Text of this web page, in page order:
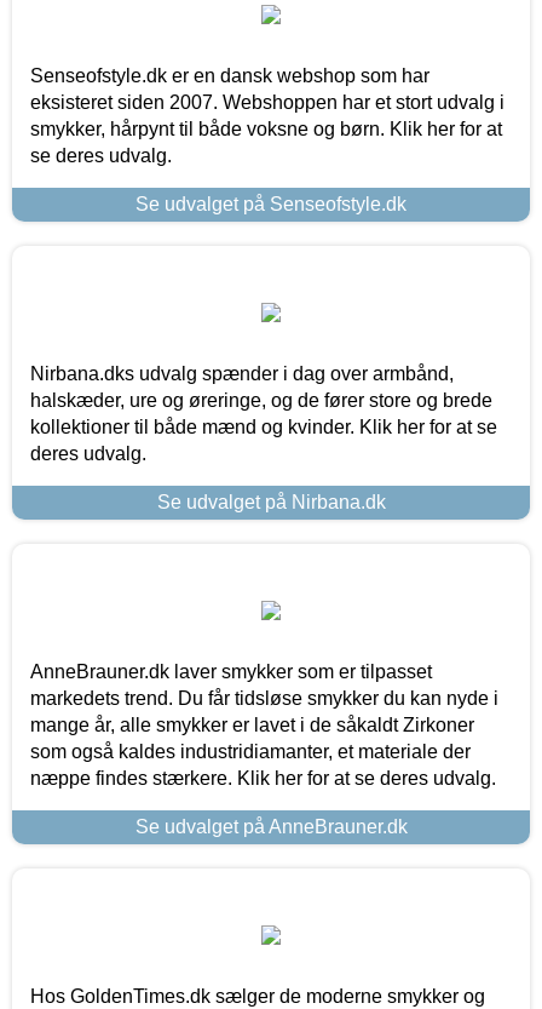
Senseofstyle.dk er en dansk webshop som har
eksisteret siden 2007. Webshoppen har et stort udvalg i
smykker, hårpynt til både voksne og børn. Klik her for at
se deres udvalg.
Se udvalget på Senseofstyle.dk
Nirbana.dks udvalg spænder i dag over armbånd,
halskæder, ure og øreringe, og de fører store og brede
kollektioner til både mænd og kvinder. Klik her for at se
deres udvalg.
Se udvalget på Nirbana.dk
AnneBrauner.dk laver smykker som er tilpasset
markedets trend. Du får tidsløse smykker du kan nyde i
mange år, alle smykker er lavet i de såkaldt Zirkoner
som også kaldes industridiamanter, et materiale der
næppe findes stærkere. Klik her for at se deres udvalg.
Se udvalget på AnneBrauner.dk
Hos GoldenTimes.dk sælger de moderne smykker og